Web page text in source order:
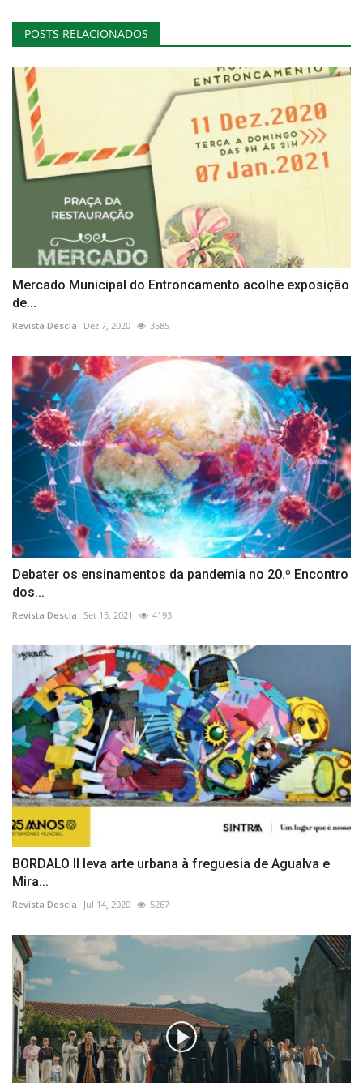
POSTS RELACIONADOS
Mercado Municipal do Entroncamento acolhe exposição
de...
Revista Descla Dez 7, 2020 3585
Debater os ensinamentos da pandemia no 20.º Encontro
dos...
Revista Descla Set 15, 2021 4193
BORDALO II leva arte urbana à freguesia de Agualva e
Mira...
Revista Descla Jul 14, 2020 5267